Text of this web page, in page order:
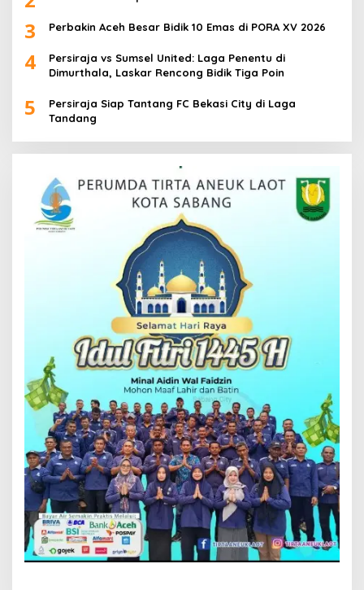
3 Perbakin Aceh Besar Bidik 10 Emas di PORA XV 2026
4
Persiraja vs Sumsel United: Laga Penentu di
Dimurthala, Laskar Rencong Bidik Tiga Poin
5
Persiraja Siap Tantang FC Bekasi City di Laga
Tandang